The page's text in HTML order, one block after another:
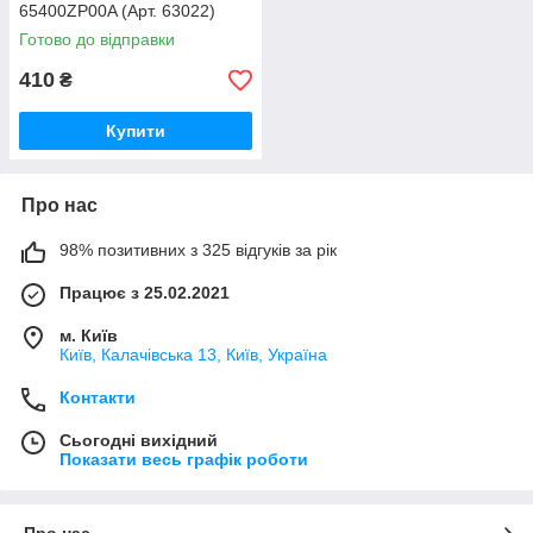
65400ZP00A (Арт. 63022)
Готово до відправки
410 ₴
Купити
Про нас
98% позитивних з 325 відгуків за рік
Працює з 25.02.2021
м. Київ
Київ, Калачівська 13, Київ, Україна
Контакти
Сьогодні вихідний
Показати весь графік роботи